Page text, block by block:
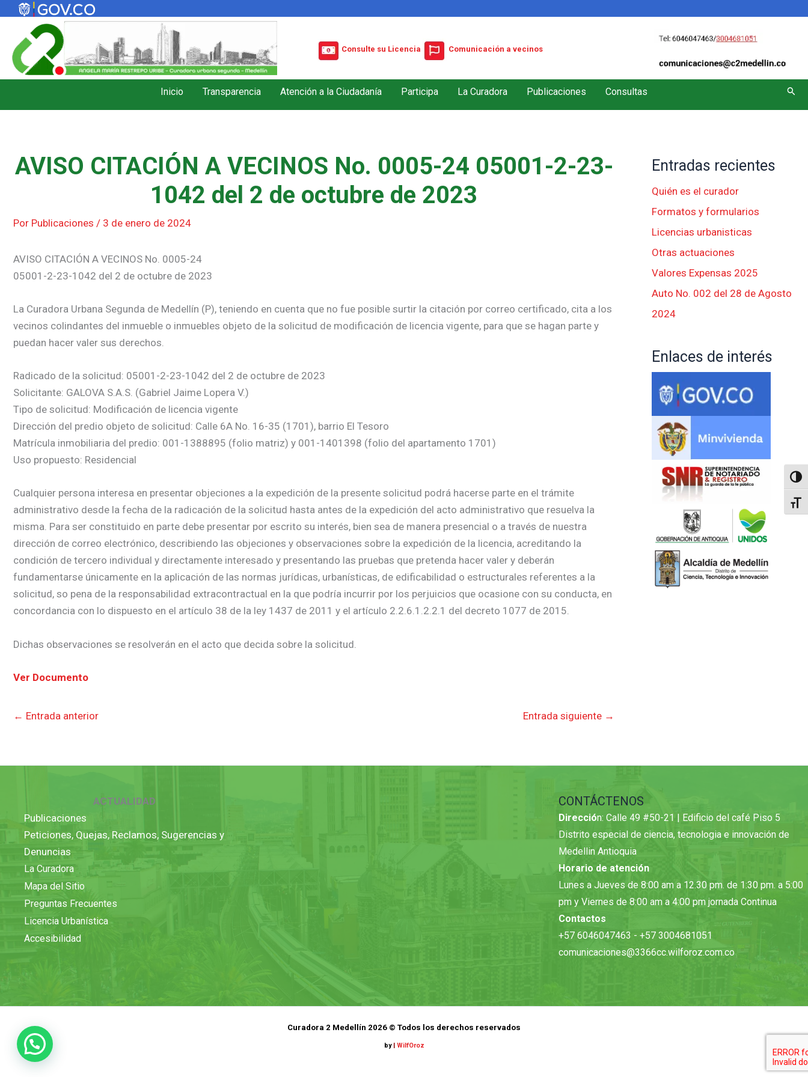
contenido
Consulte su Licencia Comunicación a vecinos
Inicio Transparencia Atención a la Ciudadanía Participa La Curadora Publicaciones Consultas
AVISO CITACIÓN A VECINOS No. 0005-24 05001-2-23-
1042 del 2 de octubre de 2023
Por Publicaciones / 3 de enero de 2024
AVISO CITACIÓN A VECINOS No. 0005-24
05001-2-23-1042 del 2 de octubre de 2023
La Curadora Urbana Segunda de Medellín (P), teniendo en cuenta que no fue posible surtir la citación por correo certificado, cita a los
vecinos colindantes del inmueble o inmuebles objeto de la solicitud de modificación de licencia vigente, para que se hagan parte y
puedan hacer valer sus derechos.
Radicado de la solicitud: 05001-2-23-1042 del 2 de octubre de 2023
Solicitante: GALOVA S.A.S. (Gabriel Jaime Lopera V.)
Tipo de solicitud: Modificación de licencia vigente
Dirección del predio objeto de solicitud: Calle 6A No. 16-35 (1701), barrio El Tesoro
Matrícula inmobiliaria del predio: 001-1388895 (folio matriz) y 001-1401398 (folio del apartamento 1701)
Uso propuesto: Residencial
Cualquier persona interesa en presentar objeciones a la expedición de la presente solicitud podrá hacerse parte en el trámite
administrativo desde la fecha de la radicación de la solicitud hasta antes de la expedición del acto administrativo que resuelva la
misma. Para ser constituido en parte debe presentar por escrito su interés, bien sea de manera presencial o a través de nuestra
dirección de correo electrónico, describiendo las objeciones y observaciones sobre la expedición de la licencia, acreditando la
condición de tercero individual y directamente interesado y presentando las pruebas que pretenda hacer valer y deberán
fundamentarse únicamente en la aplicación de las normas jurídicas, urbanísticas, de edificabilidad o estructurales referentes a la
solicitud, so pena de la responsabilidad extracontractual en la que podría incurrir por los perjuicios que ocasione con su conducta, en
concordancia con lo dispuesto en el artículo 38 de la ley 1437 de 2011 y el artículo 2.2.6.1.2.2.1 del decreto 1077 de 2015.
Dichas observaciones se resolverán en el acto que decida sobre la solicitud.
Ver Documento
← Entrada anterior Entrada siguiente →
Entradas recientes
Quién es el curador
Formatos y formularios
Licencias urbanisticas
Otras actuaciones
Valores Expensas 2025
Auto No. 002 del 28 de Agosto
2024
Enlaces de interés
ACTUALIDAD
Publicaciones
Peticiones, Quejas, Reclamos, Sugerencias y
Denuncias
La Curadora
Mapa del Sitio
Preguntas Frecuentes
Licencia Urbanística
Accesibilidad
CONTÁCTENOS
Dirección: Calle 49 #50-21 | Edificio del café Piso 5
Distrito especial de ciencia, tecnologia e innovación de
Medellin Antioquia
Horario de atención
Lunes a Jueves de 8:00 am a 12.30 pm. de 1:30 pm. a 5:00
pm y Viernes de 8:00 am a 4:00 pm jornada Continua
Contactos
+57 6046047463 - +57 3004681051
comunicaciones@3366cc.wilforoz.com.co
Curadora 2 Medellín 2026 © Todos los derechos reservados
by| WilfOroz